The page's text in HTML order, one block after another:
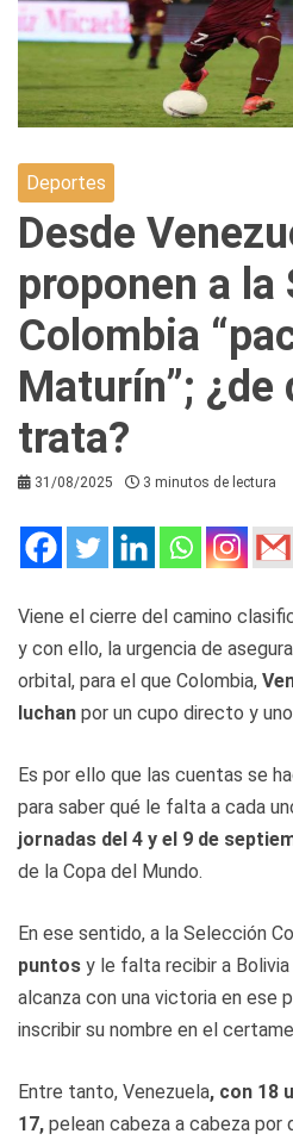
Deportes
Desde
proponen a la
Colombia
Maturín”; ¿de
trata?
31/08/2025 3 minutos de lectura
Viene el cierre del camino
y con ello, la urgencia de
orbital, para el que Colombia,
luchan por un cupo directo y
Es por ello que las cuentas se
para saber qué le falta a cada
jornadas del 4 y el 9 de
de la Copa del Mundo.
En ese sentido, a la Selección
puntos y le falta recibir a
alcanza con una victoria en ese
inscribir su nombre en el
Entre tanto, Venezuela, con 18
17, pelean cabeza a cabeza por